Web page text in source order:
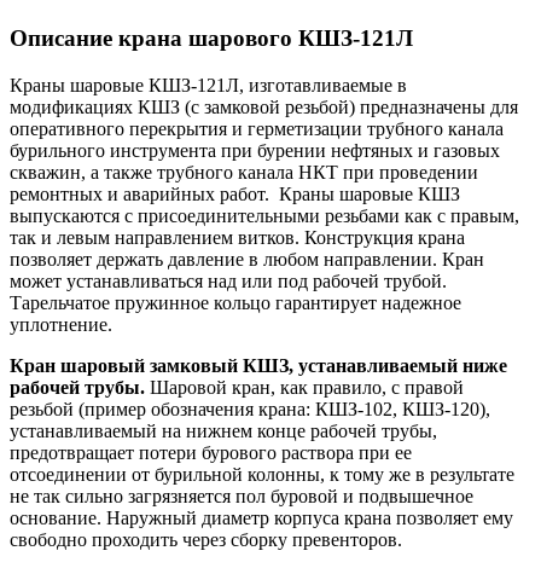
Описание крана шарового КШЗ-121Л
Краны шаровые КШЗ-121Л, изготавливаемые в
модификациях КШЗ (с замковой резьбой) предназначены для
оперативного перекрытия и герметизации трубного канала
бурильного инструмента при бурении нефтяных и газовых
скважин, а также трубного канала НКТ при проведении
ремонтных и аварийных работ. Краны шаровые КШЗ
выпускаются с присоединительными резьбами как с правым,
так и левым направлением витков. Конструкция крана
позволяет держать давление в любом направлении. Кран
может устанавливаться над или под рабочей трубой.
Тарельчатое пружинное кольцо гарантирует надежное
уплотнение.
Кран шаровый замковый КШЗ, устанавливаемый ниже
рабочей трубы. Шаровой кран, как правило, с правой
резьбой (пример обозначения крана: КШЗ-102, КШЗ-120),
устанавливаемый на нижнем конце рабочей трубы,
предотвращает потери бурового раствора при ее
отсоединении от бурильной колонны, к тому же в результате
не так сильно загрязняется пол буровой и подвышечное
основание. Наружный диаметр корпуса крана позволяет ему
свободно проходить через сборку превенторов.